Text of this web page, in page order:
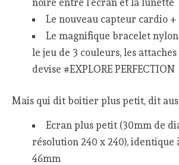
Le nouveau capteur cardio +
Le magnifique bracelet
le jeu de 3 couleurs, les
devise #EXPLORE PERFECTION
Mais qui dit boitier plus petit, dit
Ecran plus petit (30mm de
résolution 240 x 240), identique
46mm